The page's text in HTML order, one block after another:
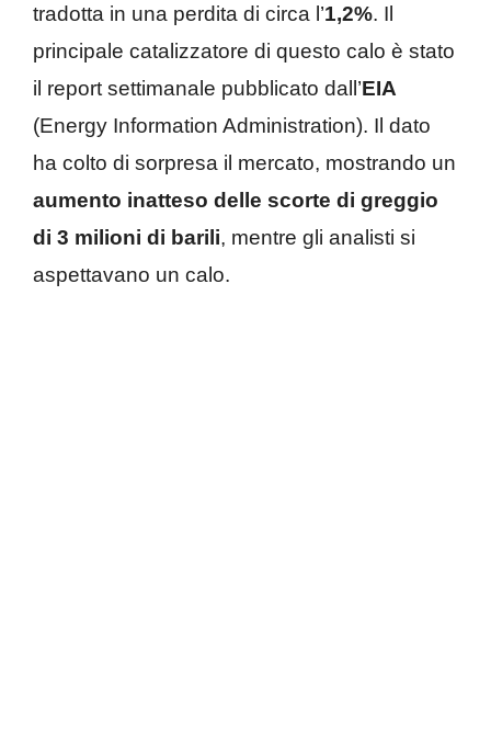
tradotta in una perdita di circa l’1,2%. Il
principale catalizzatore di questo calo è stato
il report settimanale pubblicato dall’EIA
(Energy Information Administration). Il dato
ha colto di sorpresa il mercato, mostrando un
aumento inatteso delle scorte di greggio
di 3 milioni di barili, mentre gli analisti si
aspettavano un calo.